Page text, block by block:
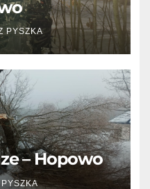
PYSZKA
– Hopowo